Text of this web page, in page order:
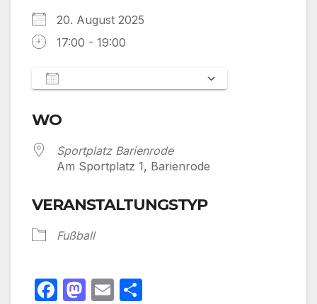
20. August 2025
17:00 - 19:00
WO
Sportplatz Barienrode
Am Sportplatz 1, Barienrode
VERANSTALTUNGSTYP
Fußball
F
M E